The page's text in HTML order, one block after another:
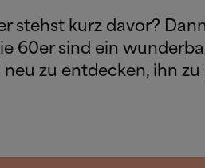
stehst kurz davor?
60er sind ein
zu entdecken, ihn